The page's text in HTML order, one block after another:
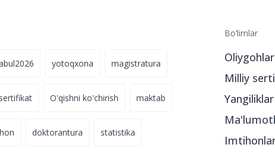
Bo‘limlar
Oliygohlar